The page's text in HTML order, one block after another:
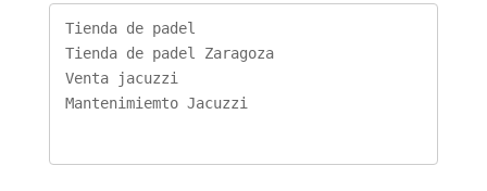
Tienda de padel
Tienda de padel Zaragoza
Venta jacuzzi
Mantenimiemto Jacuzzi